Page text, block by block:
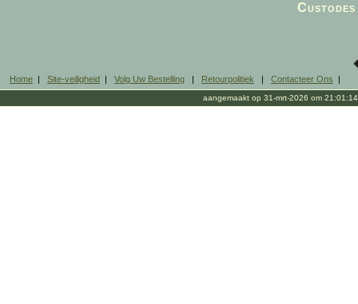
Home | Site-veiligheid | Volg Uw Bestelling | Retourpolitiek | Contacteer Ons |
aangemaakt op 31-mrt-2026 om